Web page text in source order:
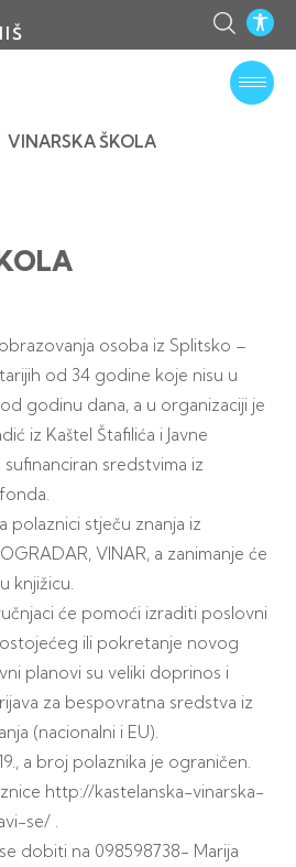
VINARSKA ŠKOLA
osoba iz Splitsko –
od 34 godine koje nisu u
godinu dana, a u organizaciji je
iz Kaštel Štafilića i Javne
sufinanciran sredstvima iz
polaznici stječu znanja iz
VINAR, a zanimanje će
knjižicu.
će pomoći izraditi poslovni
ili pokretanje novog
planovi su veliki doprinos i
za bespovratna sredstva iz
(nacionalni i EU).
a broj polaznika je ograničen.
http://kastelanska-vinarska-
se/ .
dobiti na 098598738- Marija